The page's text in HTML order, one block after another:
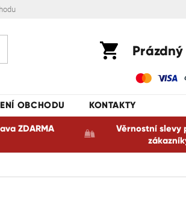
Nákupní
OBCHODU KONTAKTY
ZDARMA
Věrnostní slevy